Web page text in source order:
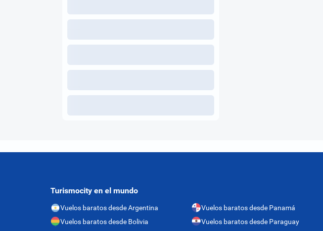
Turismocity en el mundo
Vuelos baratos desde Argentina
Vuelos baratos desde Bolivia
Vuelos baratos desde Panamá
Vuelos baratos desde Paraguay